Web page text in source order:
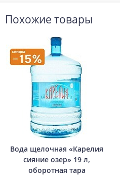
Похожие товары
Вода щелочная «Карелия
сияние озер» 19 л,
оборотная тара